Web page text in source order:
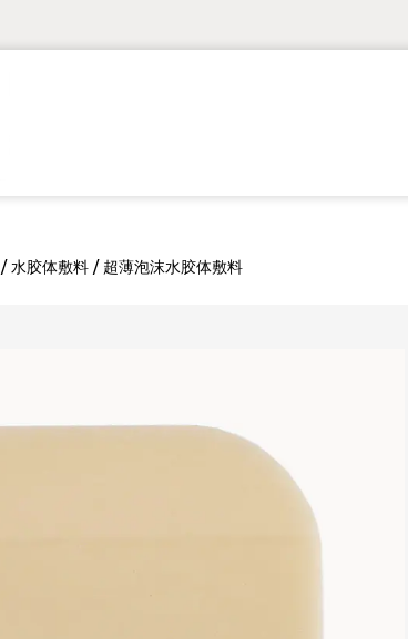
/水胶体敷料 / 超薄泡沫水胶体敷料